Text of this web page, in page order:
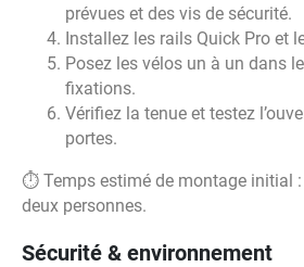
prévues et des vis de sécurité.
Installez les rails Quick Pro et
Posez les vélos un à un dans
fixations.
Vérifiez la tenue et testez
portes.
⏱️ Temps estimé de montage initial
deux personnes.
Sécurité & environnement